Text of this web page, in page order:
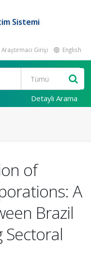
Sistemi
Araştırmacı Girişi English
Detaylı Arama
of
A
Brazil
Sectoral